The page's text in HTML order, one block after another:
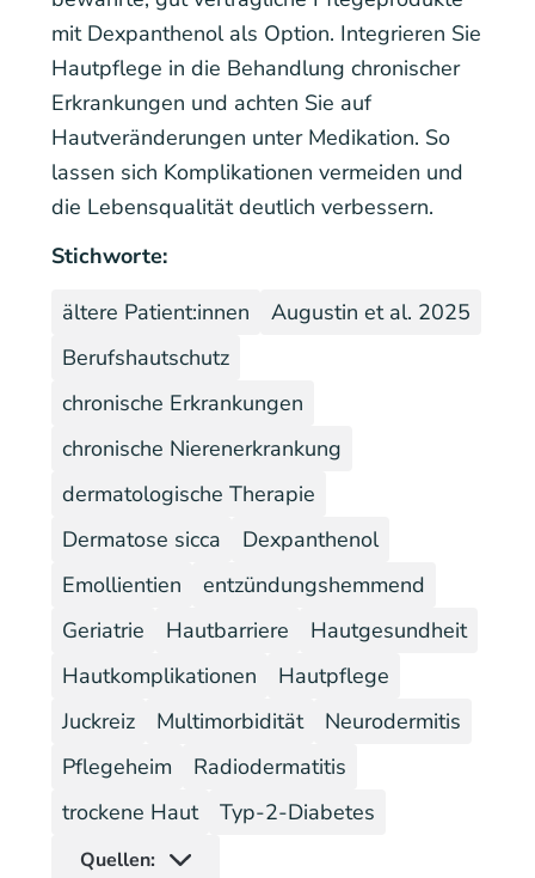
mit Dexpanthenol als Option. Integrieren Sie
Hautpflege in die Behandlung chronischer
Erkrankungen und achten Sie auf
Hautveränderungen unter Medikation. So
lassen sich Komplikationen vermeiden und
die Lebensqualität deutlich verbessern.
Stichworte:
ältere Patient:innen
Augustin et al. 2025
Berufshautschutz
chronische Erkrankungen
chronische Nierenerkrankung
dermatologische Therapie
Dermatose sicca
Dexpanthenol
Emollientien
entzündungshemmend
Geriatrie
Hautbarriere
Hautgesundheit
Hautkomplikationen
Hautpflege
Juckreiz
Multimorbidität
Neurodermitis
Pflegeheim
Radiodermatitis
trockene Haut
Typ-2-Diabetes
Quellen: